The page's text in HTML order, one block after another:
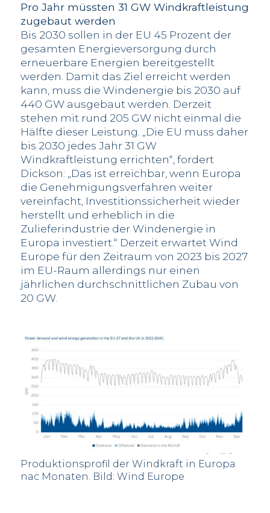
Pro Jahr müssten 31 GW Windkraftleistung
zugebaut werden
Bis 2030 sollen in der EU 45 Prozent der
gesamten Energieversorgung durch
erneuerbare Energien bereitgestellt
werden. Damit das Ziel erreicht werden
kann, muss die Windenergie bis 2030 auf
440 GW ausgebaut werden. Derzeit
stehen mit rund 205 GW nicht einmal die
Hälfte dieser Leistung. „Die EU muss daher
bis 2030 jedes Jahr 31 GW
Windkraftleistung errichten“, fordert
Dickson: „Das ist erreichbar, wenn Europa
die Genehmigungsverfahren weiter
vereinfacht, Investitionssicherheit wieder
herstellt und erheblich in die
Zulieferindustrie der Windenergie in
Europa investiert.“ Derzeit erwartet Wind
Europe für den Zeitraum von 2023 bis 2027
im EU-Raum allerdings nur einen
jährlichen durchschnittlichen Zubau von
20 GW.
Produktionsprofil der Windkraft in Europa
nac Monaten. Bild: Wind Europe